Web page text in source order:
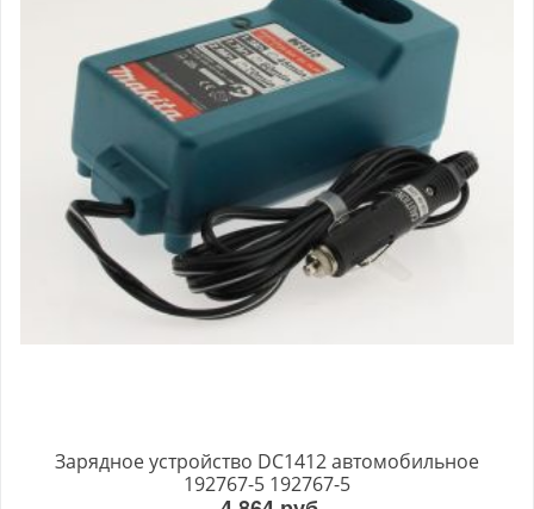
Зарядное устройство DC1412 автомобильное
192767-5 192767-5